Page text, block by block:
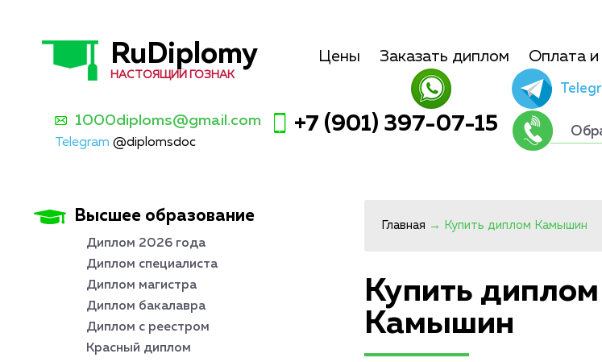
RuDiplomy
НАСТОЯЩИЙ ГОЗНАК
Цены Заказать диплом Оплата и
1000diploms@gmail.com
Telegram @diplomsdoc
+7 (901) 397-07-15
Главная → Купить диплом Камышин
Купить
Камышин
Высшее образование
Диплом 2026 года
Диплом специалиста
Диплом магистра
Диплом бакалавра
Диплом с реестром
Красный диплом